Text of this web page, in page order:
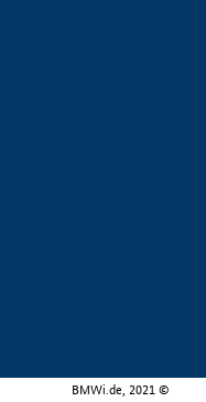
BMWi.de, 2021 ©